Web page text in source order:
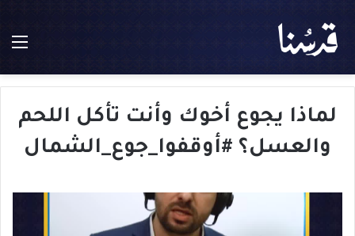
لماذا يجوع أخوك وأنت تأكل اللحم
والعسل؟ #أوقفوا_جوع_الشمال